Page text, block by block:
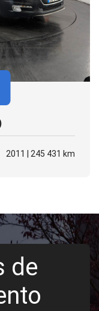
2011 | 245 431 km
de